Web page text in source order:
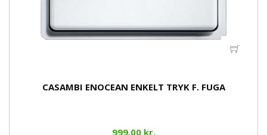
CASAMBI ENOCEAN ENKELT TRYK F. FUGA
999,00 kr.